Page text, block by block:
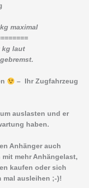
laut
– Ihr Zugfahrzeug
auslasten und er
haben.
Anhänger auch
mehr Anhängelast,
kaufen oder sich
mal ausleihen ;-)!